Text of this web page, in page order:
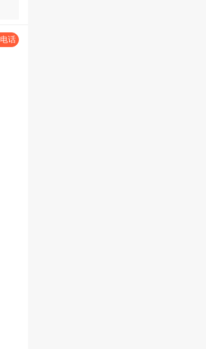
电话